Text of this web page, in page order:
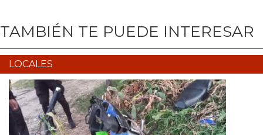
TAMBIÉN TE PUEDE INTERESAR
LOCALES